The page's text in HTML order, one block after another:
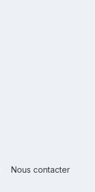
Nous contacter